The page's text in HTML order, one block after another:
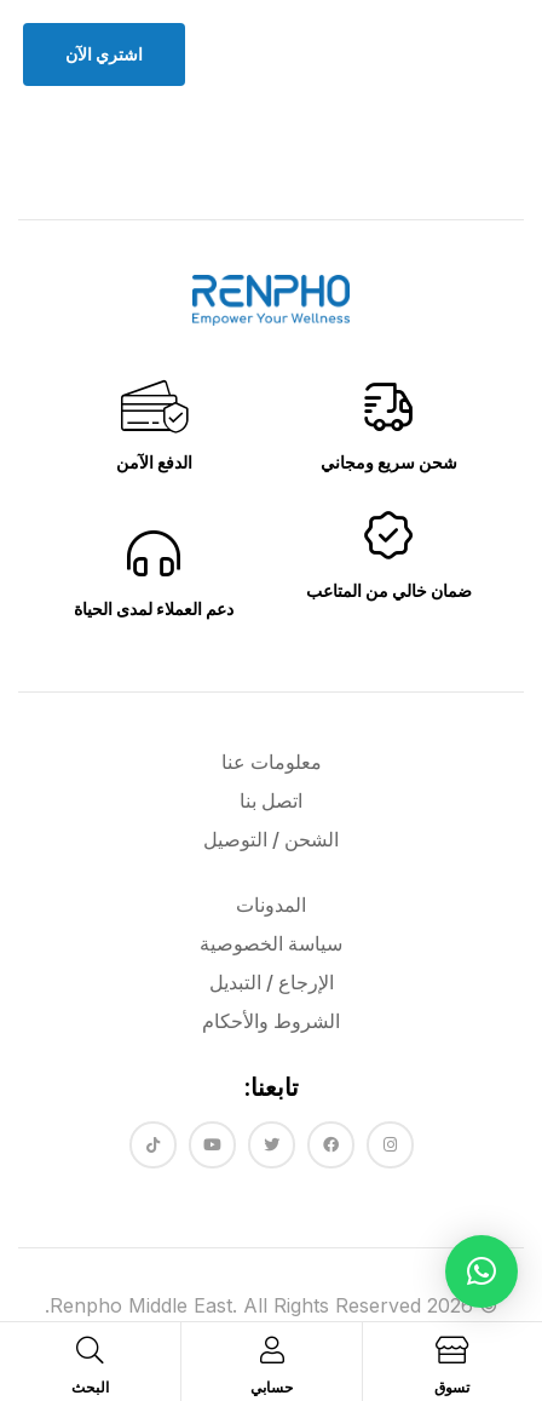
اشتري الآن
شحن سريع ومجاني الدفع الآمن
ضمان خالي من المتاعب
دعم العملاء لمدى الحياة
معلومات عنا
اتصل بنا
الشحن / التوصيل
المدونات
سياسة الخصوصية
الإرجاع / التبديل
الشروط والأحكام
تابعنا:
© 2026 Renpho Middle East. All Rights Reserved.
تسوق حسابي البحث